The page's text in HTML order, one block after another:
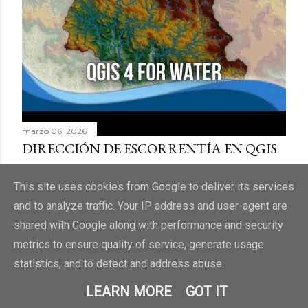
d
a
s
marzo 06, 2026
DIRECCIÓN DE ESCORRENTÍA EN QGIS
ENTRADAS ANTIGUAS
This site uses cookies from Google to deliver its services
and to analyze traffic. Your IP address and user-agent are
shared with Google along with performance and security
metrics to ensure quality of service, generate usage
statistics, and to detect and address abuse.
LEARN MORE GOT IT